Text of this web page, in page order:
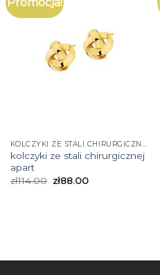
KOLCZYKI ZE STALI CHIRURGICZNEJ APART
kolczyki ze stali chirurgicznej
apart
zł114.00 zł88.00